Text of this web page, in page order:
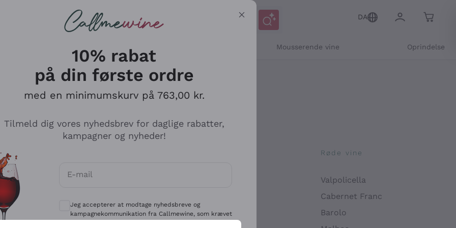
DA
Mousserende vine Oprindelse
Antinori
Ca' del Bosco
Gavi
Røde vine
Valpolicella
Cabernet Franc
Barolo
10% rabat
på din første ordre
med en minimumskurv på 763,00 kr.
Tilmeld dig vores nyhedsbrev for daglige rabatter,
kampagner og nyheder!
E-mail
Valgfrie samtykker for at modtage kommunikation og personlige tilbud
Jeg accepterer at modtage nyhedsbreve og
kampagnekommunikation fra Callmewine, som krævet